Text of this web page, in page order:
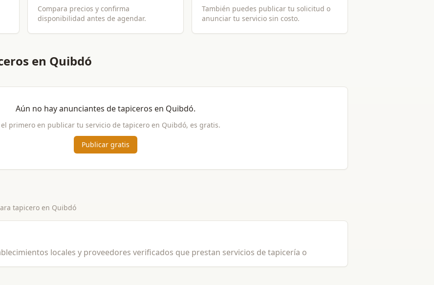
Compara precios y confirma
disponibilidad antes de agendar.
También puedes publicar tu solicitud o
anunciar tu servicio sin costo.
en Quibdó
Aún no hay anunciantes detapiceros en Quibdó.
el primero en publicar tu servicio de tapiceroen Quibdó, es gratis.
Publicar gratis
tapicero en Quibdó
locales y proveedores verificados que prestan servicios de tapicería o